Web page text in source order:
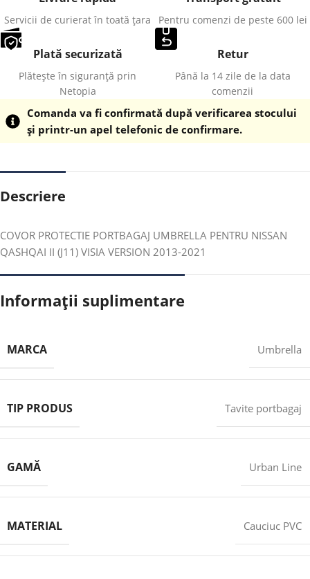
Servicii de curierat în toată țara Pentru comenzi de peste 600 lei
Plată securizată
Plătește în siguranță prin
Netopia
Retur
Până la 14 zile de la data
comenzii
Comanda va fi confirmată după verificarea stocului
și printr-un apel telefonic de confirmare.
Descriere
COVOR PROTECTIE PORTBAGAJ UMBRELLA PENTRU NISSAN
QASHQAI II (J11) VISIA VERSION 2013-2021
Informații suplimentare
MARCA Umbrella
TIP PRODUS Tavite portbagaj
GAMĂ Urban Line
MATERIAL Cauciuc PVC